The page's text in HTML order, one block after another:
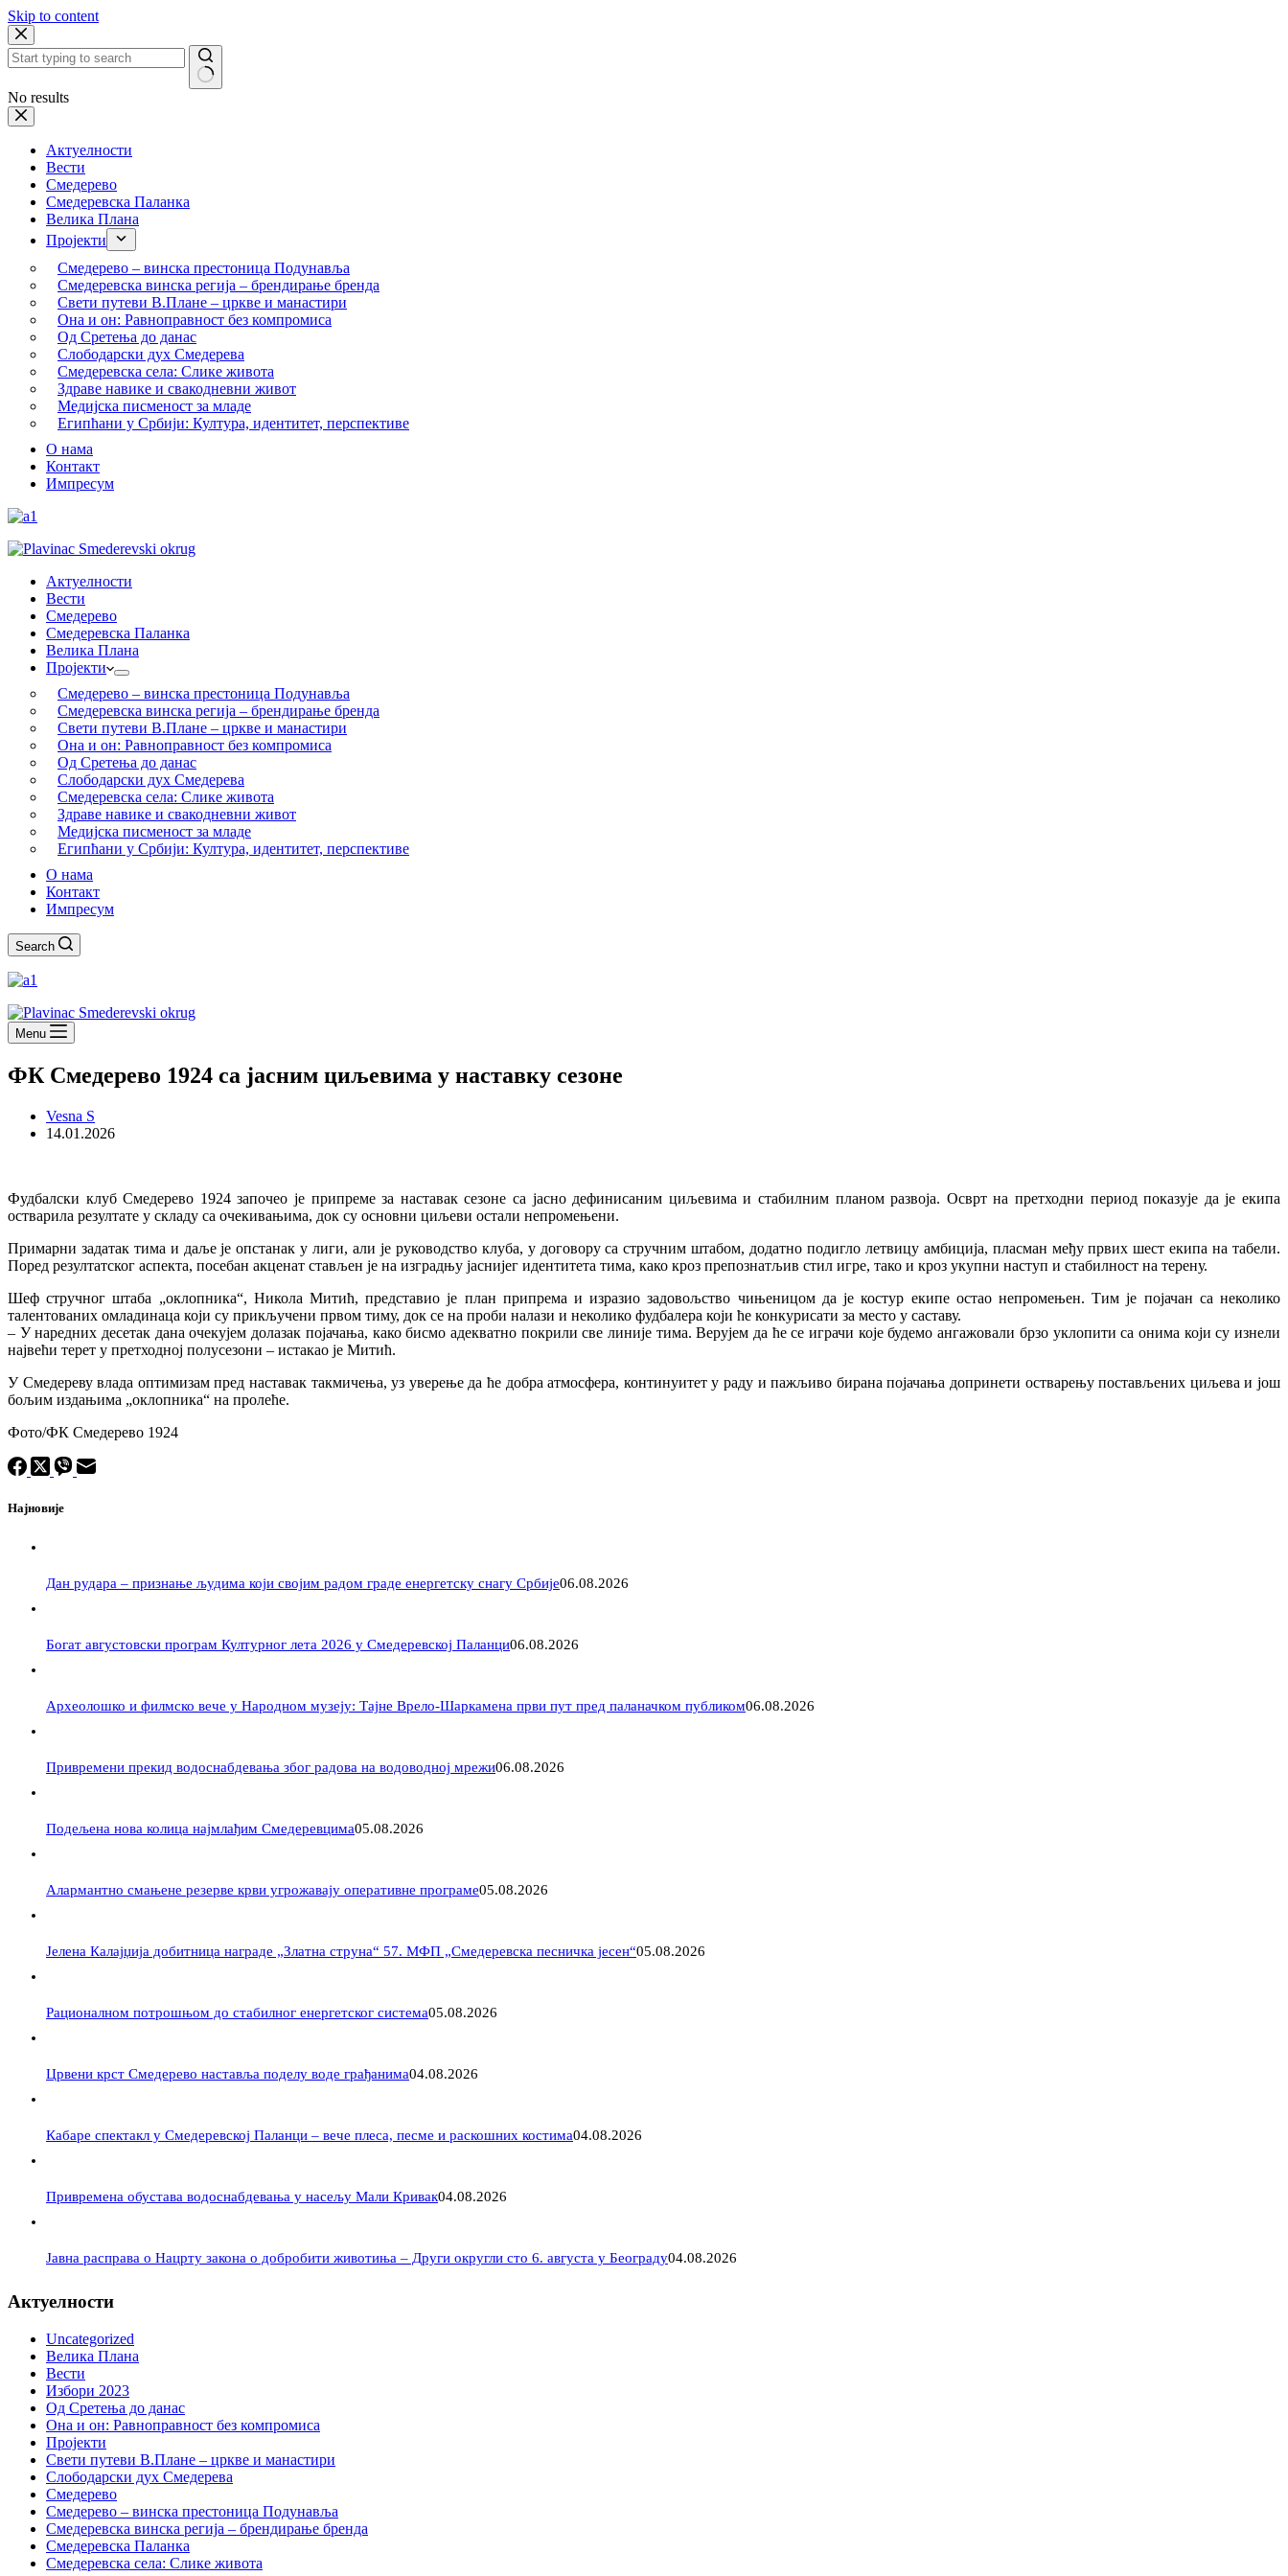
Skip to content
No results
Актуелности
Вести
Смедерево
Смедеревска Паланка
Велика Плана
Пројекти
Смедерево – винска престоница Подунавља
Смедеревска винска регија – брендирање бренда
Свети путеви В.Плане – цркве и манастири
Она и он: Равноправност без компромиса
Од Сретења до данас
Слободарски дух Смедерева
Смедеревска села: Слике живота
Здраве навике и свакодневни живот
Медијска писменост за младе
Египћани у Србији: Култура, идентитет, перспективе
О нама
Контакт
Импресум
Актуелности
Вести
Смедерево
Смедеревска Паланка
Велика Плана
Пројекти
Смедерево – винска престоница Подунавља
Смедеревска винска регија – брендирање бренда
Свети путеви В.Плане – цркве и манастири
Она и он: Равноправност без компромиса
Од Сретења до данас
Слободарски дух Смедерева
Смедеревска села: Слике живота
Здраве навике и свакодневни живот
Медијска писменост за младе
Египћани у Србији: Култура, идентитет, перспективе
О нама
Контакт
Импресум
Search
Menu
ФК Смедерево 1924 са јасним циљевима у наставку сезоне
Vesna S
14.01.2026
Фудбалски клуб Смедерево 1924 започео је припреме за наставак сезоне са јасно дефинисаним циљевима и стабилним планом развоја. Осврт на претходни период показује да је екипа
остварила резултате у складу са очекивањима, док су основни циљеви остали непромењени.
Примарни задатак тима и даље је опстанак у лиги, али је руководство клуба, у договору са стручним штабом, додатно подигло летвицу амбиција, пласман међу првих шест екипа на табели.
Поред резултатског аспекта, посебан акценат стављен је на изградњу јаснијег идентитета тима, како кроз препознатљив стил игре, тако и кроз укупни наступ и стабилност на терену.
Шеф стручног штаба „оклопника“, Никола Митић, представио је план припрема и изразио задовољство чињеницом да је костур екипе остао непромењен. Тим је појачан са неколико
талентованих омладинаца који су прикључени првом тиму, док се на проби налази и неколико фудбалера који ће конкурисати за место у саставу.
– У наредних десетак дана очекујем долазак појачања, како бисмо адекватно покрили све линије тима. Верујем да ће се играчи које будемо ангажовали брзо уклопити са онима који су изнели
највећи терет у претходној полусезони – истакао је Митић.
У Смедереву влада оптимизам пред наставак такмичења, уз уверење да ће добра атмосфера, континуитет у раду и пажљиво бирана појачања допринети остварењу постављених циљева и још
бољим издањима „оклопника“ на пролеће.
Фото/ФК Смедерево 1924
Најновије
Дан рудара – признање људима који својим радом граде енергетску снагу Србије06.08.2026
Богат августовски програм Културног лета 2026 у Смедеревској Паланци06.08.2026
Археолошко и филмско вече у Народном музеју: Тајне Врело-Шаркамена први пут пред паланачком публиком06.08.2026
Привремени прекид водоснабдевања због радова на водоводној мрежи06.08.2026
Подељена нова колица најмлађим Смедеревцима05.08.2026
Алармантно смањене резерве крви угрожавају оперативне програме05.08.2026
Јелена Калајџија добитница награде „Златна струна“ 57. МФП „Смедеревска песничка јесен“05.08.2026
Рационалном потрошњом до стабилног енергетског система05.08.2026
Црвени крст Смедерево наставља поделу воде грађанима04.08.2026
Кабаре спектакл у Смедеревској Паланци – вече плеса, песме и раскошних костима04.08.2026
Привремена обустава водоснабдевања у насељу Мали Кривак04.08.2026
Јавна расправа о Нацрту закона о добробити животиња – Други округли сто 6. августа у Београду04.08.2026
Актуелности
Uncategorized
Велика Плана
Вести
Избори 2023
Од Сретења до данас
Она и он: Равноправност без компромиса
Пројекти
Свети путеви В.Плане – цркве и манастири
Слободарски дух Смедерева
Смедерево
Смедерево – винска престоница Подунавља
Смедеревска винска регија – брендирање бренда
Смедеревска Паланка
Смедеревска села: Слике живота